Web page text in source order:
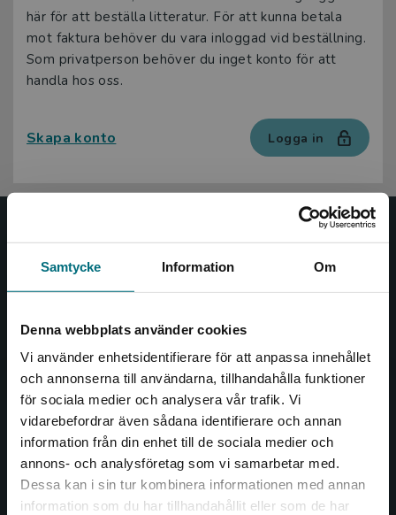
Samtycke Information Om
Denna webbplats använder cookies
Vi använder enhetsidentifierare för att anpassa innehållet
och annonserna till användarna, tillhandahålla funktioner
för sociala medier och analysera vår trafik. Vi
vidarebefordrar även sådana identifierare och annan
information från din enhet till de sociala medier och
annons- och analysföretag som vi samarbetar med.
Dessa kan i sin tur kombinera informationen med annan
information som du har tillhandahållit eller som de har
Begränsad fraktregion
här för att beställa litteratur. För att kunna betala
mot faktura behöver du vara inloggad vid beställning.
Som privatperson behöver du inget konto för att
handla hos oss.
Skapa konto Logga in
Nypon och Vilja
såväl barn som vuxna.
Kontakta oss
Kontakta oss
046-31 20 00
Box 141